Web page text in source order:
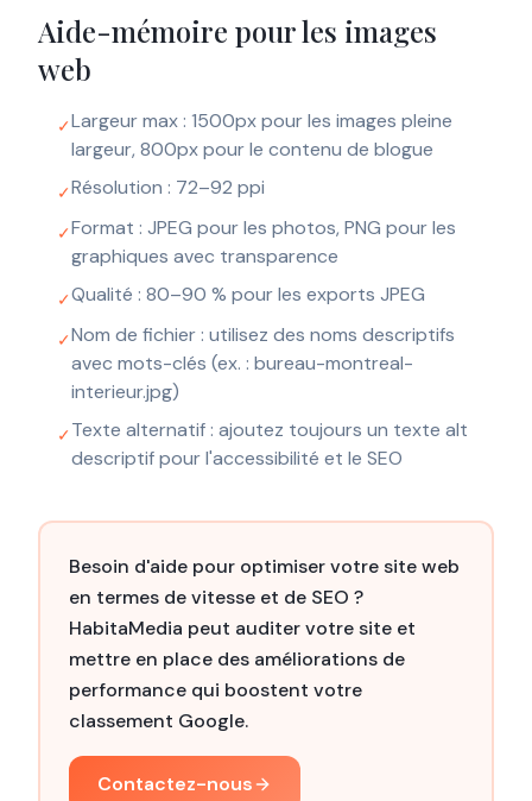
Aide-mémoire pour les images
web
✓Largeur max : 1500px pour les images pleine
largeur, 800px pour le contenu de blogue
✓Résolution : 72–92 ppi
✓Format : JPEG pour les photos, PNG pour les
graphiques avec transparence
✓Qualité : 80–90 % pour les exports JPEG
✓Nom de fichier : utilisez des noms descriptifs
avec mots-clés (ex. : bureau-montreal-
interieur.jpg)
✓Texte alternatif : ajoutez toujours un texte alt
descriptif pour l'accessibilité et le SEO
Besoin d'aide pour optimiser votre site web
en termes de vitesse et de SEO ?
HabitaMedia peut auditer votre site et
mettre en place des améliorations de
performance qui boostent votre
classement Google.
Contactez-nous